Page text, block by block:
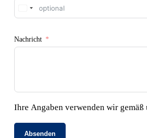
Austria
+43
Nachricht
Ihre Angaben verwenden wir gemäß
Absenden